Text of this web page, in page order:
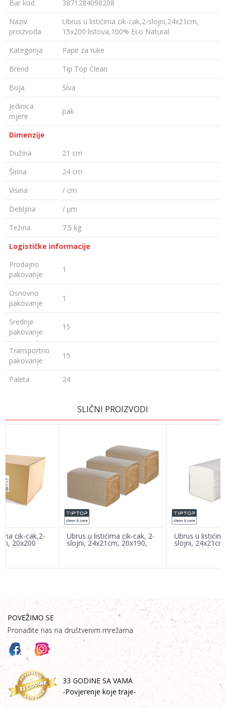
Bar kod
3871284098208
Naziv
proizvoda
Ubrus u listićima cik-cak,2-slojni,24x21cm,
15x200 listova,100% Eco Natural
Kategorija
Papir za ruke
Brend
Tip Top Clean
Boja
Siva
Jedinica
mjere
pak
Dimenzije
Dužina
21 cm
Širina
24 cm
Visina
/ cm
Debljina
/ µm
Težina
7.5 kg
Logističke informacije
Prodajno
pakovanje
1
Osnovno
pakovanje
1
Srednje
pakovanje
15
Transportno
pakovanje
15
Paleta 24
Poruka
SLIČNI PROIZVODI
cik-cak,2-
20x200
Ubrus u listićima cik-cak, 2-
slojni, 24x21cm, 20x190,
100% Eco Nautral
Ubrus u
slojni,
100% celuloza
POVEŽIMO SE
Pronađite nas na društvenim mrežama
33 GODINE SA VAMA
-Povjerenje koje traje-